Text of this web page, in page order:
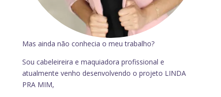
Mas ainda não conhecia o meu trabalho?
Sou cabeleireira e maquiadora profissional e
atualmente venho desenvolvendo o projeto LINDA
PRA MIM,